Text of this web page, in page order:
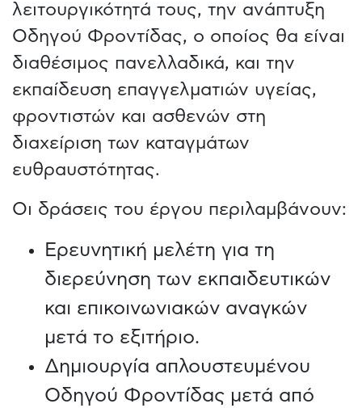
λειτουργικότητά τους, την ανάπτυξη
Οδηγού Φροντίδας, ο οποίος θα είναι
διαθέσιμος πανελλαδικά, και την
εκπαίδευση επαγγελματιών υγείας,
φροντιστών και ασθενών στη
διαχείριση των καταγμάτων
ευθραυστότητας.
Οι δράσεις του έργου περιλαμβάνουν:
Ερευνητική μελέτη για τη
διερεύνηση των εκπαιδευτικών
και επικοινωνιακών αναγκών
μετά το εξιτήριο.
Δημιουργία απλουστευμένου
Οδηγού Φροντίδας μετά από